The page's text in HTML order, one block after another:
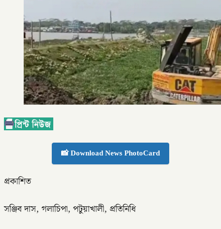
📸 Download News PhotoCard
প্রকাশিত
সঞ্জিব দাস, গলাচিপা, পটুয়াখালী, প্রতিনিধি